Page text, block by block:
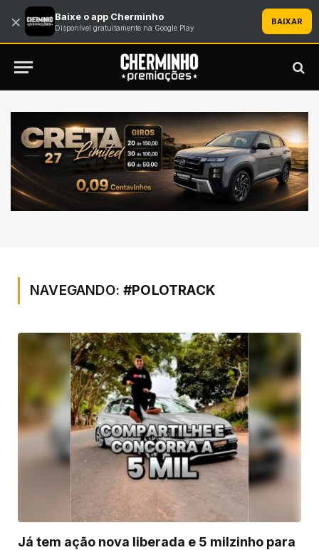
NAVEGANDO:#POLOTRACK
Já tem ação nova liberada e 5 milzinho para
× Baixe o app Cherminho
Disponível gratuitamente na Google Play
BAIXAR